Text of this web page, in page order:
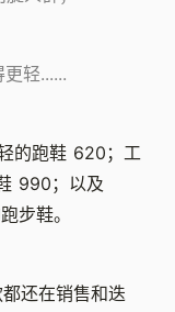
轻......
的跑鞋 620；工
990；以及
步鞋。
还在销售和迭